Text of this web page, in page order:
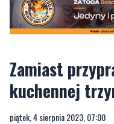
Zamiast
kuchennej
piątek, 4 sierpnia 2023, 07:00